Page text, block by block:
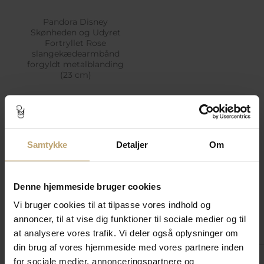
Samtykke Detaljer Om
Denne hjemmeside bruger cookies
Vi bruger cookies til at tilpasse vores indhold og
annoncer, til at vise dig funktioner til sociale medier og til
at analysere vores trafik. Vi deler også oplysninger om
din brug af vores hjemmeside med vores partnere inden
for sociale medier, annonceringspartnere og
Pandora Disney
Skønheden og Udyret
Fortryllet Rose
slangekædearmbånd
forgyldt metalblanding
(23 cm)
Tilføj til kurv
Match med